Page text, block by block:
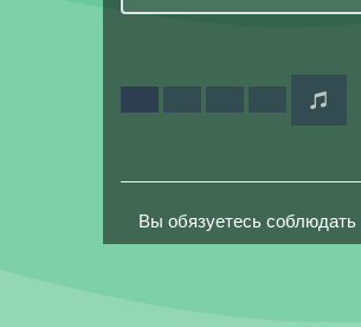
Вы обязуетесь соблюдать